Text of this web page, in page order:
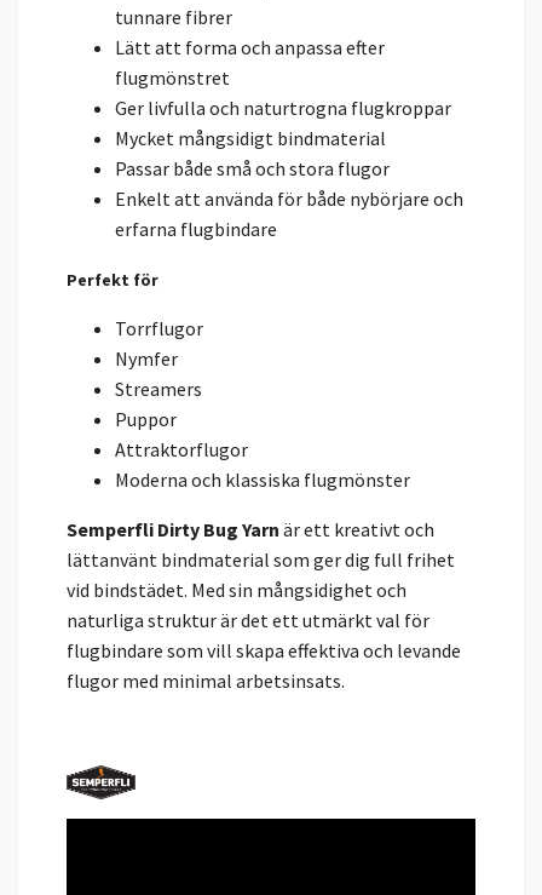
tunnare fibrer
Lätt att forma och anpassa efter
flugmönstret
Ger livfulla och naturtrogna flugkroppar
Mycket mångsidigt bindmaterial
Passar både små och stora flugor
Enkelt att använda för både nybörjare och
erfarna flugbindare
Perfekt för
Torrflugor
Nymfer
Streamers
Puppor
Attraktorflugor
Moderna och klassiska flugmönster
Semperfli Dirty Bug Yarn är ett kreativt och
lättanvänt bindmaterial som ger dig full frihet
vid bindstädet. Med sin mångsidighet och
naturliga struktur är det ett utmärkt val för
flugbindare som vill skapa effektiva och levande
flugor med minimal arbetsinsats.